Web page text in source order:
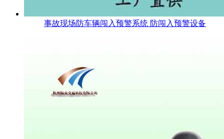
事故现场防车辆闯入预警系统 防闯入预警设备